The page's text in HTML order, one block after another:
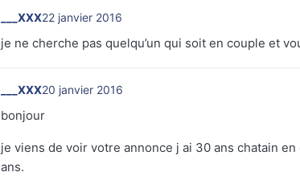
___XXX22 janvier 2016
je ne cherche pas quelqu’un qui soit en couple et
___XXX20 janvier 2016
bonjour
je viens de voir votre annonce j ai 30 ans chatain
ans.